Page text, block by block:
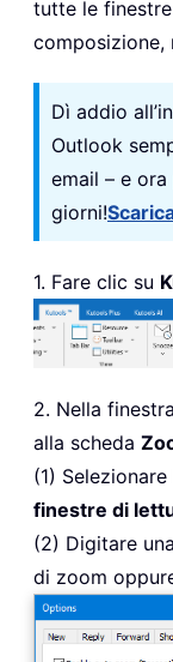
tutte le
composizione,
Dì addio
Outlook
email – e
giorni!
1. Fare clic su
2. Nella
alla scheda
(1)
finestre di
(2) Digitare
di zoom